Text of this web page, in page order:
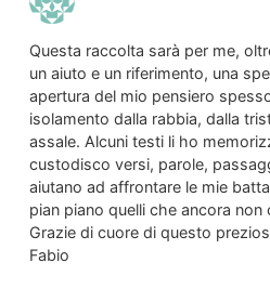
Questa raccolta sarà per me,
un aiuto e un riferimento, una
apertura del mio pensiero
isolamento dalla rabbia, dalla
assale. Alcuni testi li ho
custodisco versi, parole,
aiutano ad affrontare le mie
pian piano quelli che ancora non
Grazie di cuore di questo
Fabio